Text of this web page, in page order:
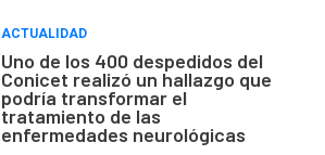
ACTUALIDAD
Uno de los 400 despedidos del
Conicet realizó un hallazgo que
podría transformar el
tratamiento de las
enfermedades neurológicas